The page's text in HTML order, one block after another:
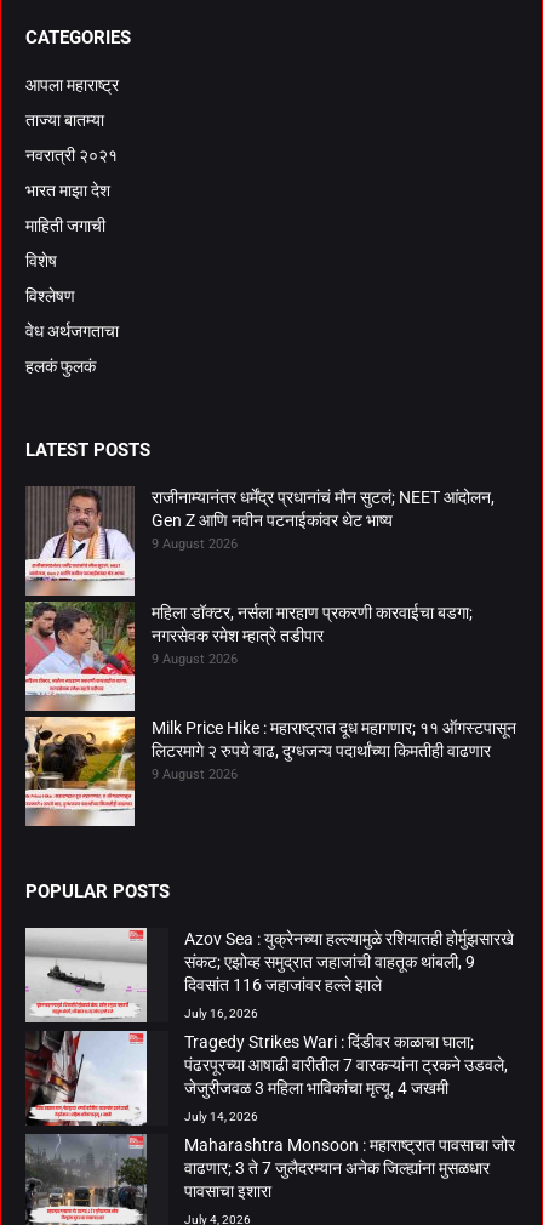
CATEGORIES
आपला महाराष्ट्र
ताज्या बातम्या
नवरात्री २०२१
भारत माझा देश
माहिती जगाची
विशेष
विश्लेषण
वेध अर्थजगताचा
हलकं फुलकं
LATEST POSTS
राजीनाम्यानंतर धर्मेंद्र प्रधानांचं मौन सुटलं; NEET आंदोलन,
Gen Z आणि नवीन पटनाईकांवर थेट भाष्य
9 August 2026
महिला डॉक्टर, नर्सला मारहाण प्रकरणी कारवाईचा बडगा;
नगरसेवक रमेश म्हात्रे तडीपार
9 August 2026
Milk Price Hike : महाराष्ट्रात दूध महागणार; ११ ऑगस्टपासून
लिटरमागे २ रुपये वाढ, दुग्धजन्य पदार्थांच्या किमतीही वाढणार
9 August 2026
POPULAR POSTS
Azov Sea : युक्रेनच्या हल्ल्यामुळे रशियातही होर्मुझसारखे
संकट; एझोव्ह समुद्रात जहाजांची वाहतूक थांबली, 9
दिवसांत 116 जहाजांवर हल्ले झाले
July 16, 2026
Tragedy Strikes Wari : दिंडीवर काळाचा घाला;
पंढरपूरच्या आषाढी वारीतील 7 वारकऱ्यांना ट्रकने उडवले,
जेजुरीजवळ 3 महिला भाविकांचा मृत्यू, 4 जखमी
July 14, 2026
Maharashtra Monsoon : महाराष्ट्रात पावसाचा जोर
वाढणार; 3 ते 7 जुलैदरम्यान अनेक जिल्ह्यांना मुसळधार
पावसाचा इशारा
July 4, 2026